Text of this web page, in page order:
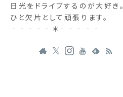
日光をドライブするのが大好き。
ひと欠片として頑張ります。
‐‐‐‐‐＊‐‐‐‐‐